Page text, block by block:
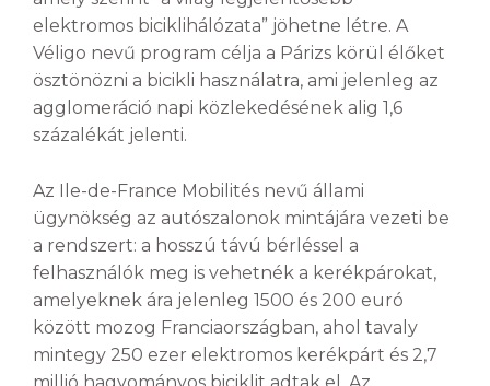
elektromos biciklihálózata” jöhetne létre. A
Véligo nevű program célja a Párizs körül élőket
ösztönözni a bicikli használatra, ami jelenleg az
agglomeráció napi közlekedésének alig 1,6
százalékát jelenti.
Az Ile-de-France Mobilités nevű állami
ügynökség az autószalonok mintájára vezeti be
a rendszert: a hosszú távú bérléssel a
felhasználók meg is vehetnék a kerékpárokat,
amelyeknek ára jelenleg 1500 és 200 euró
között mozog Franciaországban, ahol tavaly
mintegy 250 ezer elektromos kerékpárt és 2,7